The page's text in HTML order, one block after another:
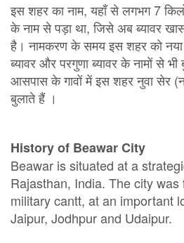
इस शहर का नाम, यहाँ से लगभग 7
के नाम से पड़ा था, जिसे अब ब्यावर
है। नामकरण के समय इस शहर को नया
ब्यावर और परगुणा ब्यावर के नामों से
आसपास के गावों में इस शहर नुवा सेर
बुलाते हैं ।
History of Beawar City
Beawar is situated at a
Rajasthan, India. The city
military cantt, at an important
Jaipur, Jodhpur and Udaipur.